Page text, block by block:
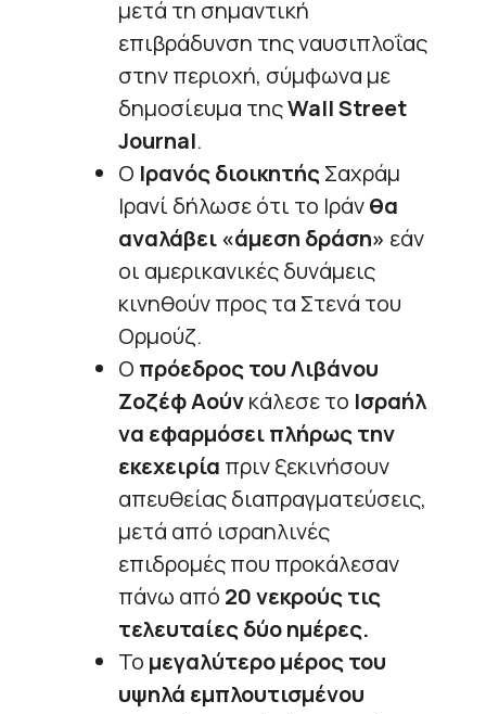
μετά τη σημαντική
επιβράδυνση της ναυσιπλοΐας
στην περιοχή, σύμφωνα με
δημοσίευμα τηςWall Street
Journal.
Ο Ιρανός διοικητήςΣαχράμ
Ιρανί δήλωσε ότι το Ιράνθα
αναλάβει «άμεση δράση» εάν
οι αμερικανικές δυνάμεις
κινηθούν προς τα Στενά του
Ορμούζ.
Ο πρόεδρος του Λιβάνου
Ζοζέφ Αούνκάλεσε το Ισραήλ
να εφαρμόσει πλήρως την
εκεχειρία πριν ξεκινήσουν
απευθείας διαπραγματεύσεις,
μετά από ισραηλινές
επιδρομές που προκάλεσαν
πάνω από 20 νεκρούς τις
τελευταίες δύο ημέρες.
Το μεγαλύτερο μέρος του
υψηλά εμπλουτισμένου